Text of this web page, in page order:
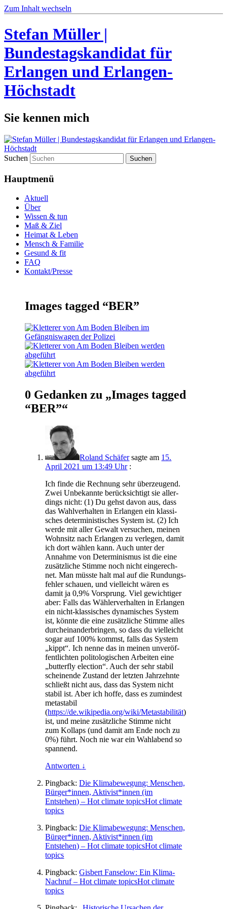
Zum Inhalt wechseln
Stefan Müller |
Bundestagskandidat für
Erlangen und Erlangen-
Höchstadt
Sie kennen mich
Suchen
Hauptmenü
Aktuell
Über
Wissen & tun
Maß & Ziel
Heimat & Leben
Mensch & Familie
Gesund & fit
FAQ
Kontakt/Presse
Images tagged “BER”
0 Gedanken zu „Images tagged
“BER”“
Roland Schäfersagte am 15.
April 2021 um 13:49 Uhr :
Ich fin­de die Rech­nung sehr über­zeu­gend.
Zwei Unbe­kann­te berück­sich­tigt sie aller­
dings nicht: (1) Du gehst davon aus, dass
das Wahl­ver­hal­ten in Erlan­gen ein klas­si­
sches deter­mi­nis­ti­sches Sys­tem ist. (2) Ich
wer­de mit aller Gewalt ver­su­chen, mei­nen
Wohn­sitz nach Erlan­gen zu ver­le­gen, damit
ich dort wäh­len kann. Auch unter der
Annah­me von Deter­mi­nis­mus ist die eine
zusätz­li­che Stim­me noch nicht ein­ge­rech­
net. Man müss­te halt mal auf die Run­dungs­
feh­ler schau­en, und viel­leicht wären es
damit ja 0,9% Vor­sprung. Viel gewich­ti­ger
aber: Falls das Wäh­ler­ver­hal­ten in Erlan­gen
ein nicht-klas­si­sches dyna­mi­sches Sys­tem
ist, könn­te die eine zusätz­li­che Stim­me alles
durch­ein­an­der­brin­gen, so dass du viel­leicht
sogar auf 100% kommst, falls das Sys­tem
„kippt“. Ich nen­ne das in mei­nen unver­öf­
fent­lich­ten poli­to­lo­gi­schen Arbei­ten eine
„but­ter­fly elec­tion“. Auch der sehr sta­bil
schei­nen­de Zustand der letz­ten Jahr­zehn­te
schließt nicht aus, dass das Sys­tem nicht
sta­bil ist. Aber ich hof­fe, dass es zumin­dest
meta­sta­bil
(https://de.wikipedia.org/wiki/Metastabilität)
ist, und mei­ne zusätz­li­che Stim­me nicht
zum Kol­laps (und damit am Ende noch zu
0%) führt. Noch nie war ein Wahl­abend so
spannend.
Antworten ↓
Pingback:Die Klimabewegung: Menschen,
Bürger*innen, Aktivist*innen (im
Entstehen) – Hot climate topicsHot climate
topics
Pingback:Die Klimabewegung: Menschen,
Bürger*innen, Aktivist*innen (im
Entstehen) – Hot climate topicsHot climate
topics
Pingback:Gisbert Fanselow: Ein Klima-
Nachruf – Hot climate topicsHot climate
topics